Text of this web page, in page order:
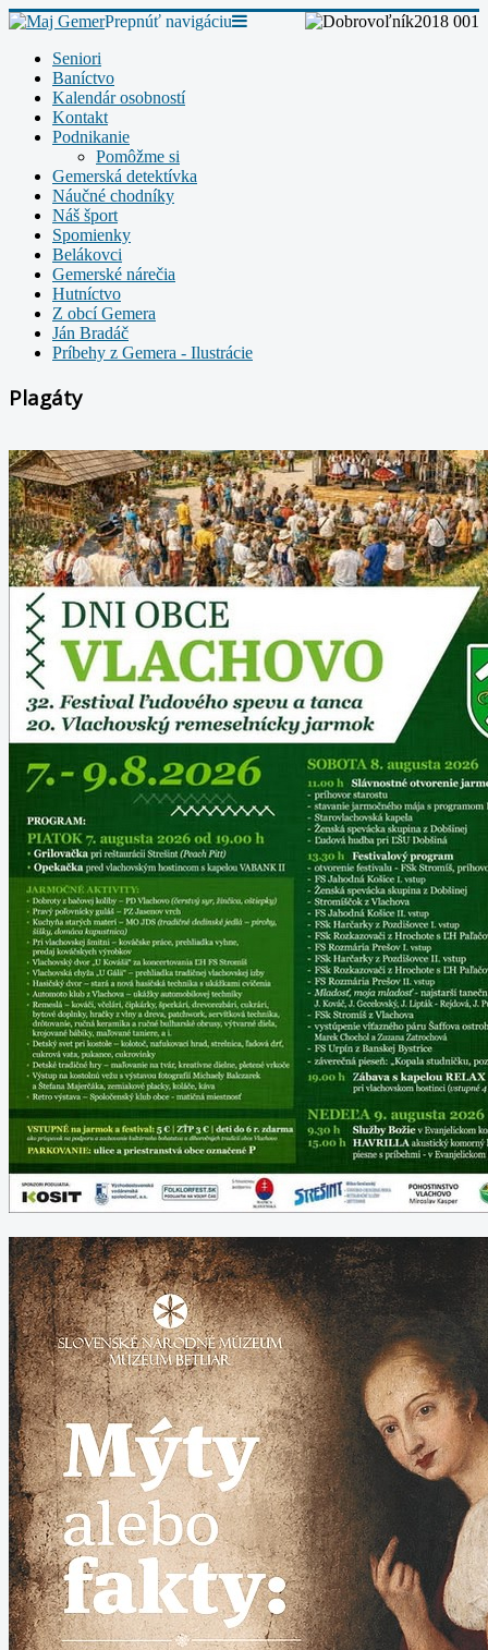
Prepnúť navigáciu
Seniori
Baníctvo
Kalendár osobností
Kontakt
Podnikanie
Pomôžme si
Gemerská detektívka
Náučné chodníky
Náš šport
Spomienky
Belákovci
Gemerské nárečia
Hutníctvo
Z obcí Gemera
Ján Bradáč
Príbehy z Gemera - Ilustrácie
Plagáty